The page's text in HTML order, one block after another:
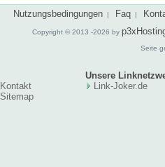
Nutzungsbedingungen | Faq |
Copyright © 2013 -2026 by
Seite
Unsere
Kontakt
Sitemap
Link-Joker.de